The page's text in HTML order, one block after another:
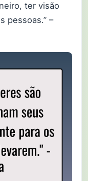
ter visão
pessoas.” –